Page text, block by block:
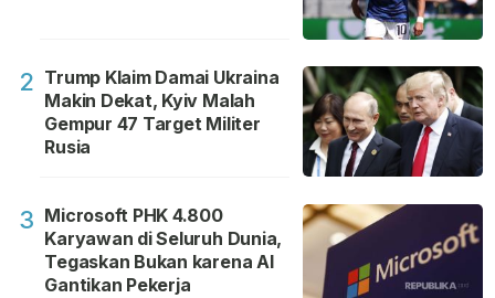
2 Trump Klaim Damai Ukraina
Makin Dekat, Kyiv Malah
Gempur 47 Target Militer
Rusia
3 Microsoft PHK 4.800
Karyawan di Seluruh Dunia,
Tegaskan Bukan karena AI
Gantikan Pekerja